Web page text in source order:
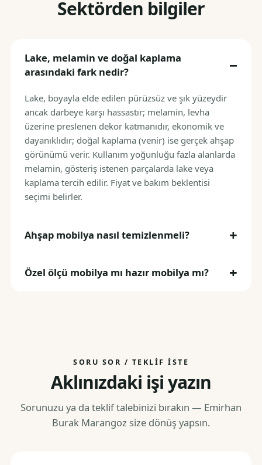
Sektörden bilgiler
Lake, melamin ve doğal kaplama
arasındaki fark nedir?
Lake, boyayla elde edilen pürüzsüz ve şık yüzeydir
ancak darbeye karşı hassastır; melamin, levha
üzerine preslenen dekor katmanıdır, ekonomik ve
dayanıklıdır; doğal kaplama (venir) ise gerçek ahşap
görünümü verir. Kullanım yoğunluğu fazla alanlarda
melamin, gösteriş istenen parçalarda lake veya
kaplama tercih edilir. Fiyat ve bakım beklentisi
seçimi belirler.
Ahşap mobilya nasıl temizlenmeli?
Özel ölçü mobilya mı hazır mobilya mı?
SORU SOR / TEKLIF İSTE
Aklınızdaki işi yazın
Sorunuzu ya da teklif talebinizi bırakın — Emirhan
Burak Marangoz size dönüş yapsın.